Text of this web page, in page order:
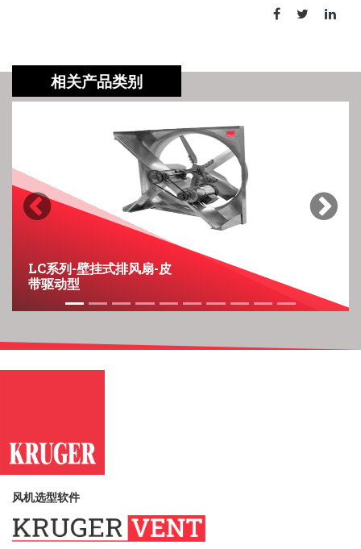
相关产品类别
LC系列-壁挂式排风扇-皮
带驱动型
Previous Next
风机选型软件